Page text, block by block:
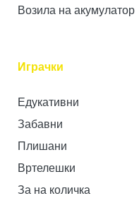
Возила на акумулатор
Играчки
Едукативни
Забавни
Плишани
Вртелешки
За на количка